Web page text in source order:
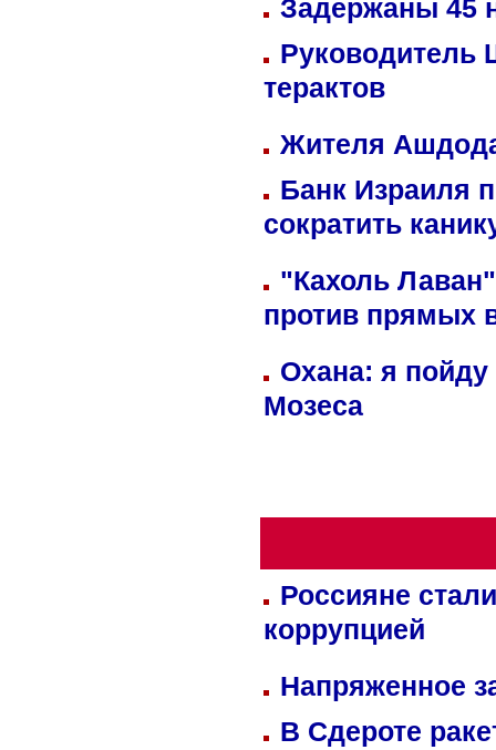
Задержаны 45
Руководитель
терактов
Жителя
Банк Израиля
сократить
"Кахоль
против прямых
Охана: я пойду
Мозеса
Россияне
коррупцией
Напряженное
В Сдероте